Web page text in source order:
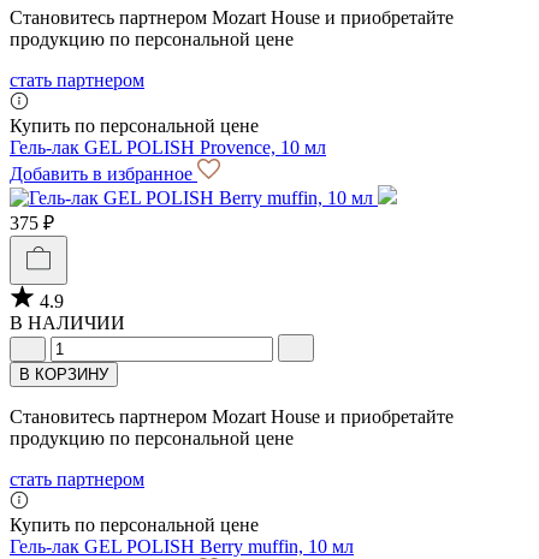
Становитесь партнером Mozart House и приобретайте
продукцию по персональной цене
стать партнером
Купить по персональной цене
Гель-лак GEL POLISH Provence, 10 мл
Добавить в избранное
375 ₽
4.9
В НАЛИЧИИ
В КОРЗИНУ
Становитесь партнером Mozart House и приобретайте
продукцию по персональной цене
стать партнером
Купить по персональной цене
Гель-лак GEL POLISH Berry muffin, 10 мл